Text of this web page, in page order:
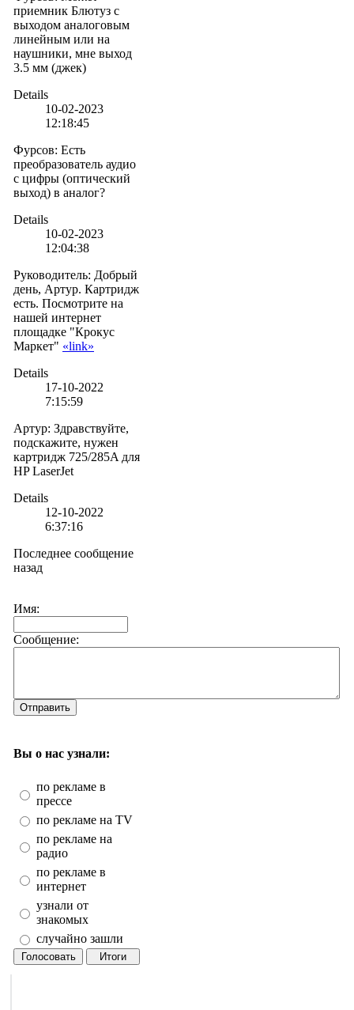
приемник Блютуз с
выходом аналоговым
линейным или на
наушники, мне выход
3.5 мм (джек)
Details
10-02-2023
12:18:45
Фурсов: Есть
преобразователь аудио
с цифры (оптический
выход) в аналог?
Details
10-02-2023
12:04:38
Руководитель: Добрый
день, Артур. Картридж
есть. Посмотрите на
нашей интернет
площадке "Крокус
Маркет" «link»
Details
17-10-2022
7:15:59
Артур: Здравствуйте,
подскажите, нужен
картридж 725/285A для
HP LaserJet
Details
12-10-2022
6:37:16
Последнее сообщение
назад
Имя:
Сообщение:
Отправить
Вы о нас узнали:
по рекламе в
прессе
по рекламе на TV
по рекламе на
радио
по рекламе в
интернет
узнали от
знакомых
случайно зашли